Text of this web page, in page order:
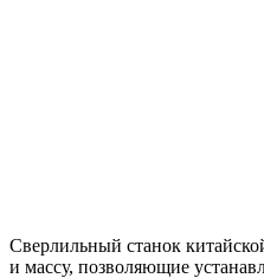
Сверлильный станок
и массу, позволяющие